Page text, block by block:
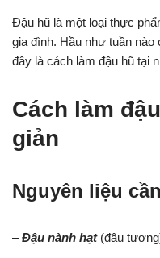
Đậu hũ là một loại thực
gia đình. Hầu như tuần
đây là cách làm đậu hũ tại
Cách làm
giản
Nguyên liệu
–Đậu nành hạt(đậu